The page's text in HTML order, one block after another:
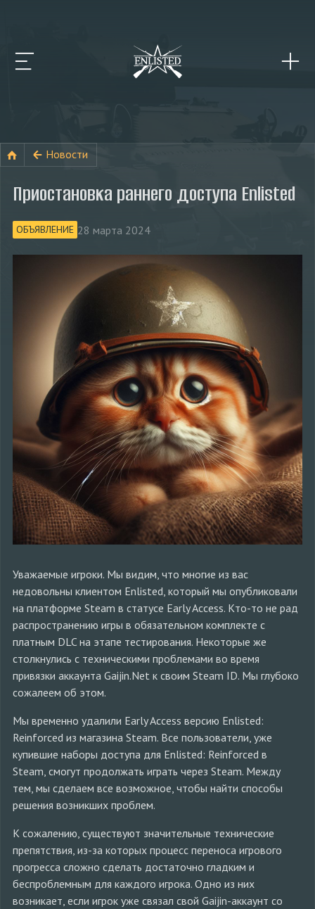
Новости
Приостановка раннего доступа Enlisted
ОБЪЯВЛЕНИЕ 28 марта 2024
Уважаемые игроки. Мы видим, что многие из вас
недовольны клиентом Enlisted, который мы опубликовали
на платформе Steam в статусе Early Access. Кто-то не рад
распространению игры в обязательном комплекте с
платным DLC на этапе тестирования. Некоторые же
столкнулись с техническими проблемами во время
привязки аккаунта Gaijin.Net к своим Steam ID. Мы глубоко
сожалеем об этом.
Мы временно удалили Early Access версию Enlisted:
Reinforced из магазина Steam. Все пользователи, уже
купившие наборы доступа для Enlisted: Reinforced в
Steam, смогут продолжать играть через Steam. Между
тем, мы сделаем все возможное, чтобы найти способы
решения возникших проблем.
К сожалению, существуют значительные технические
препятствия, из-за которых процесс переноса игрового
прогресса сложно сделать достаточно гладким и
беспроблемным для каждого игрока. Одно из них
возникает, если игрок уже связал свой Gaijin-аккаунт со